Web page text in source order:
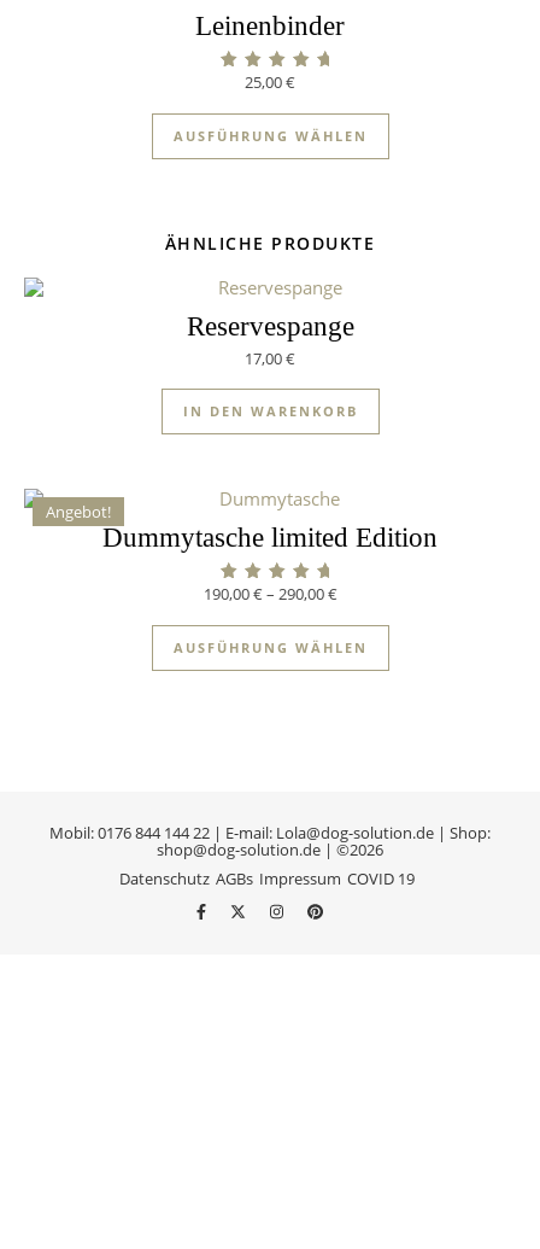
Leinenbinder
Bewertet mit
25,00€
AUSFÜHRUNG WÄHLEN
ÄHNLICHE PRODUKTE
Reservespange
17,00€
IN DEN WARENKORB
Angebot!
Dummytasche limited Edition
Bewertet mit
190,00€– 290,00€
AUSFÜHRUNG WÄHLEN
Mobil: 0176 844 144 22 | E-mail: Lola@dog-solution.de | Shop:
shop@dog-solution.de | ©2026
Datenschutz AGBs Impressum COVID 19